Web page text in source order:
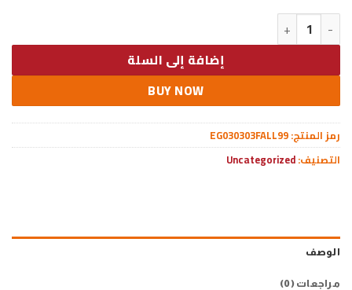
كمية Hand Blender FALMER - 1PC
إضافة إلى السلة
BUY NOW
رمز المنتج:EG030303FALL99
التصنيف:Uncategorized
الوصف
مراجعات (0)